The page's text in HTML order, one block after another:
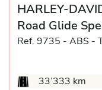
HARLEY-
Road Glide
Ref. 9735 - ABS -
33’333 km